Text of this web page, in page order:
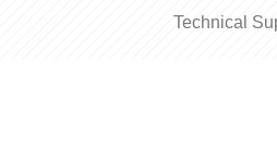
Technical